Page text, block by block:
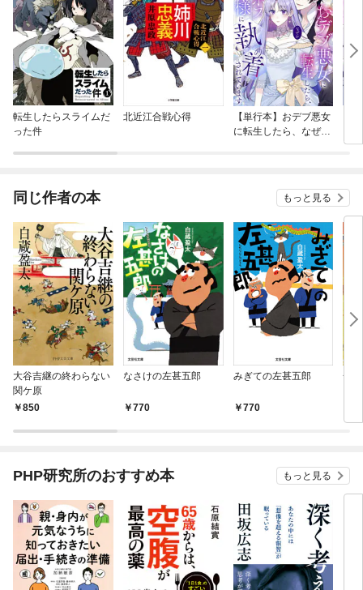
転生したらスライムだ
った件
北近江合戦心得
【単行本】おデブ悪女
に転生したら、なぜか
同じ作者の本 もっと見る
大谷吉継の終わらない
関ケ原
850
なさけの左甚五郎
770
みぎての左甚五郎
770
一
PHP研究所のおすすめ本 もっと見る